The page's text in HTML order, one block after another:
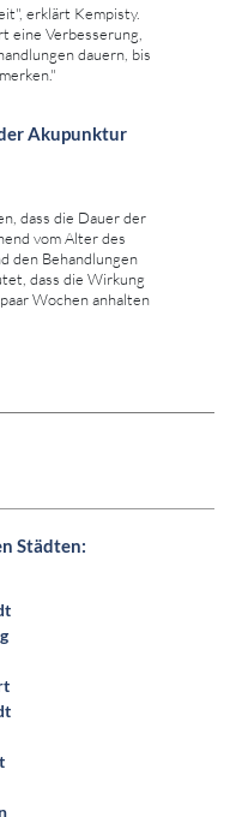
erklärt Kempisty.
eine Verbesserung,
dauern, bis
Akupunktur
dass die Dauer der
vom Alter des
den Behandlungen
dass die Wirkung
Wochen anhalten
Städten: